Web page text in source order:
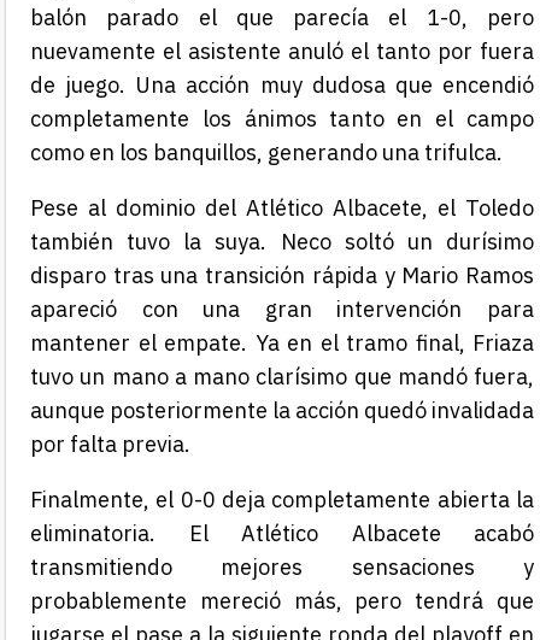
balón parado el que parecía el 1-0, pero
nuevamente el asistente anuló el tanto por fuera
de juego. Una acción muy dudosa que encendió
completamente los ánimos tanto en el campo
como en los banquillos, generando una trifulca.
Pese al dominio del Atlético Albacete, el Toledo
también tuvo la suya. Neco soltó un durísimo
disparo tras una transición rápida y Mario Ramos
apareció con una gran intervención para
mantener el empate. Ya en el tramo final, Friaza
tuvo un mano a mano clarísimo que mandó fuera,
aunque posteriormente la acción quedó invalidada
por falta previa.
Finalmente, el 0-0 deja completamente abierta la
eliminatoria. El Atlético Albacete acabó
transmitiendo mejores sensaciones y
probablemente mereció más, pero tendrá que